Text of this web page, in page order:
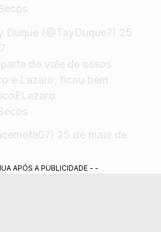
(@TayDuque7) 25
do vale de ossos
e Lazaro, ficou bem
25 de maio de
APÓS A PUBLICIDADE - -